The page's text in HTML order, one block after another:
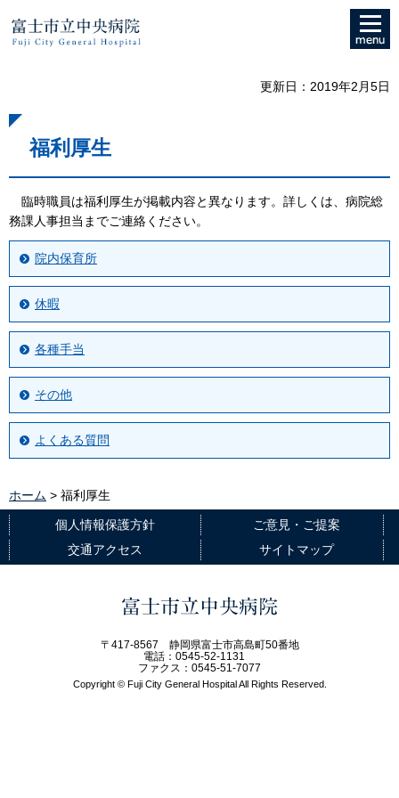
富士市立中央病院
メニュ
ー
更新日：2019年2月5日
福利厚生
臨時職員は福利厚生が掲載内容と異なります。詳しくは、病院総
務課人事担当までご連絡ください。
院内保育所
休暇
各種手当
その他
よくある質問
ホーム > 福利厚生
個人情報保護方針
ご意見・ご提案
交通アクセス
サイトマップ
富士市立中央病院
〒417-8567 静岡県富士市高島町50番地
電話：0545-52-1131
ファクス：0545-51-7077
Copyright © Fuji City General Hospital All Rights Reserved.